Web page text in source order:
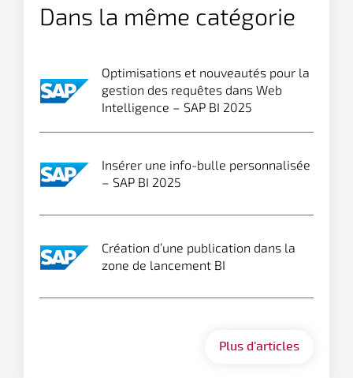
Dans la même catégorie
Optimisations et nouveautés pour la
gestion des requêtes dans Web
Intelligence – SAP BI 2025
Insérer une info-bulle personnalisée
– SAP BI 2025
Création d’une publication dans la
zone de lancement BI
Plus d'articles